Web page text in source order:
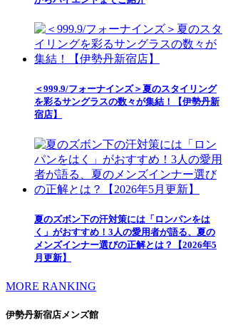
＜999.9/フォーナインズ＞夏のスタイリング
を彩るサングラスの数々が集結！【伊勢丹新
宿店】
夏のズボン下の汗対策には「ロンパンをは
く」がおすすめ！3人の愛用者が語る、夏の
メンズインナー選びの正解とは？【2026年5
月更新】
MORE RANKING
伊勢丹新宿店メンズ館